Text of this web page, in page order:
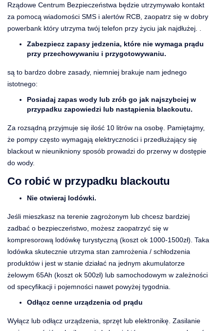
Rządowe Centrum Bezpieczeństwa będzie utrzymywało kontakt
za pomocą wiadomości SMS i alertów RCB, zaopatrz się w dobry
powerbank który utrzyma twój telefon przy życiu jak najdłużej. .
Zabezpiecz zapasy jedzenia, które nie wymaga prądu
przy przechowywaniu i przygotowywaniu.
są to bardzo dobre zasady, niemniej brakuje nam jednego
istotnego:
Posiadaj zapas wody lub zrób go jak najszybciej w
przypadku zapowiedzi lub nastąpienia blackoutu.
Za rozsądną przyjmuje się ilość 10 litrów na osobę. Pamiętajmy,
że pompy często wymagają elektryczności i przedłużający się
blackout w nieunikniony sposób prowadzi do przerwy w dostępie
do wody.
Co robić w przypadku blackoutu
Nie otwieraj lodówki.
Jeśli mieszkasz na terenie zagrożonym lub chcesz bardziej
zadbać o bezpieczeństwo, możesz zaopatrzyć się w
kompresorową lodówkę turystyczną (koszt ok 1000-1500zł). Taka
lodówka skutecznie utrzyma stan zamrożenia / schłodzenia
produktów i jest w stanie działać na jednym akumulatorze
żelowym 65Ah (koszt ok 500zł) lub samochodowym w zależności
od specyfikacji i pojemności nawet powyżej tygodnia.
Odłącz cenne urządzenia od prądu
Wyłącz lub odłącz urządzenia, sprzęt lub elektronikę. Zasilanie